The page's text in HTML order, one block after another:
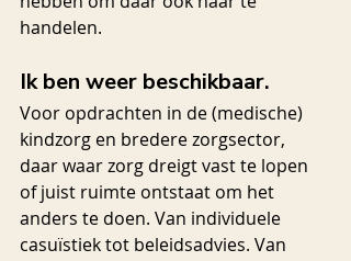
handelen.
Ik ben weer beschikbaar.
Voor opdrachten in de (medische)
kindzorg en bredere zorgsector,
daar waar zorg dreigt vast te lopen
of juist ruimte ontstaat om het
anders te doen. Van individuele
casuïstiek tot beleidsadvies. Van